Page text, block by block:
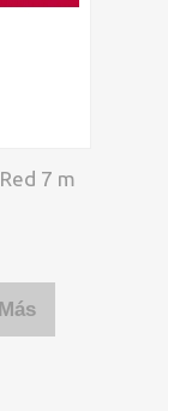
7 m
Más